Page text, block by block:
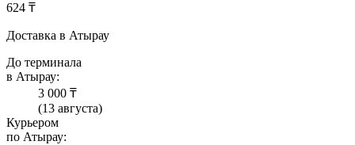
624 ₸
Доставка в Атырау
До терминала
в Атырау:
3 000 ₸
(13 августа)
Курьером
по Атырау: